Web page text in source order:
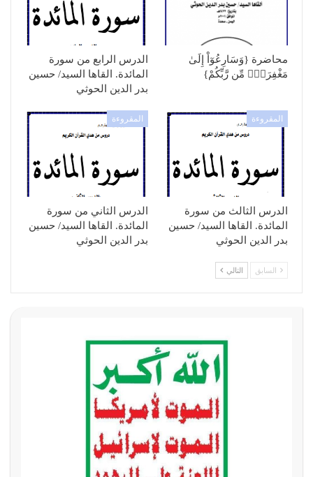
محاضرة {وَسَارِعُوٓاْ إِلَىٰ
مَغْفِرَةٍۢ مِّن رَّبِّكُمْ}
الدرس الرابع من سورة
المائدة. القاها السيد/ حسين
بدر الدين الحوثي
المقروءة
الدرس الثالث من سورة
المائدة. القاها السيد/ حسين
بدر الدين الحوثي
المقروءة
الدرس الثاني من سورة
المائدة. القاها السيد/ حسين
بدر الدين الحوثي
السابق التالي